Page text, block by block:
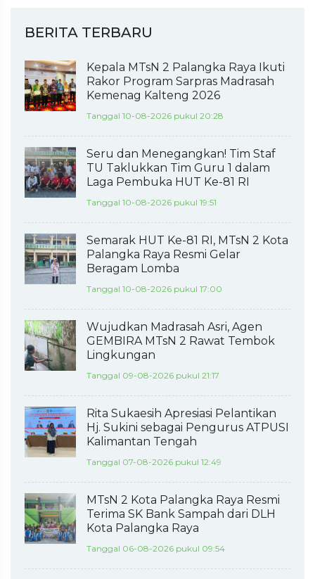
BERITA TERBARU
Kepala MTsN 2 Palangka Raya Ikuti
Rakor Program Sarpras Madrasah
Kemenag Kalteng 2026
Tanggal 10-08-2026 pukul 20:28
Seru dan Menegangkan! Tim Staf
TU Taklukkan Tim Guru 1 dalam
Laga Pembuka HUT Ke-81 RI
Tanggal 10-08-2026 pukul 19:51
Semarak HUT Ke-81 RI, MTsN 2 Kota
Palangka Raya Resmi Gelar
Beragam Lomba
Tanggal 10-08-2026 pukul 17:00
Wujudkan Madrasah Asri, Agen
GEMBIRA MTsN 2 Rawat Tembok
Lingkungan
Tanggal 09-08-2026 pukul 21:17
Rita Sukaesih Apresiasi Pelantikan
Hj. Sukini sebagai Pengurus ATPUSI
Kalimantan Tengah
Tanggal 07-08-2026 pukul 12:49
MTsN 2 Kota Palangka Raya Resmi
Terima SK Bank Sampah dari DLH
Kota Palangka Raya
Tanggal 06-08-2026 pukul 09:54